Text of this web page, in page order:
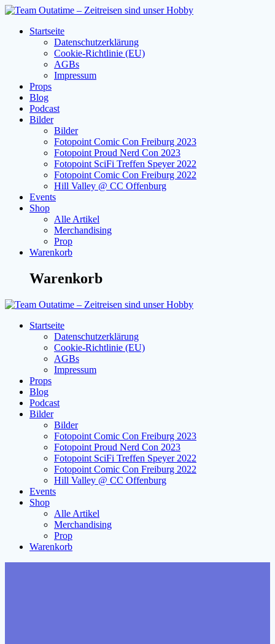
Zum
springenStartseite
Datenschutzerklärung
Cookie-Richtlinie (EU)
AGBs
Impressum
Props
Blog
Podcast
Bilder
Bilder
Fotopoint Comic Con Freiburg 2023
Fotopoint Proud Nerd Con 2023
Fotopoint SciFi Treffen Speyer 2022
Fotopoint Comic Con Freiburg 2022
Hill Valley @ CC Offenburg
Events
Shop
Alle Artikel
Merchandising
Prop
Warenkorb
Warenkorb
Startseite
Datenschutzerklärung
Cookie-Richtlinie (EU)
AGBs
Impressum
Props
Blog
Podcast
Bilder
Bilder
Fotopoint Comic Con Freiburg 2023
Fotopoint Proud Nerd Con 2023
Fotopoint SciFi Treffen Speyer 2022
Fotopoint Comic Con Freiburg 2022
Hill Valley @ CC Offenburg
Events
Shop
Alle Artikel
Merchandising
Prop
Warenkorb